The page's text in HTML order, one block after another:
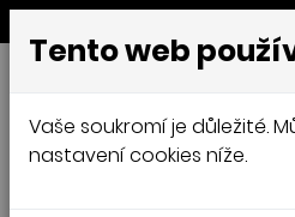
MENU
Jana
Tento web
Vaše soukromí je důležité.
nastavení cookies níže.